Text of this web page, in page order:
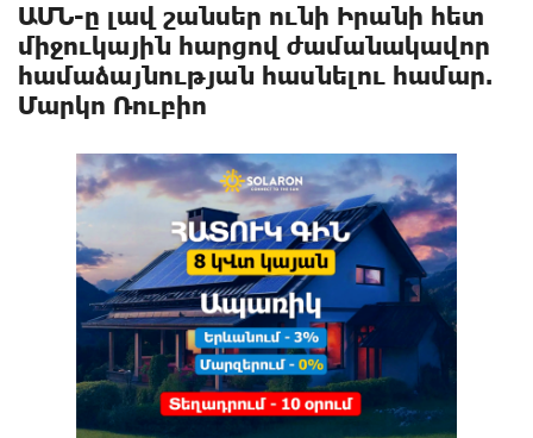
ԱՄՆ-ը լավ շանսեր ունի Իրանի հետ
միջուկային հարցով ժամանակավոր
համաձայնության հասնելու համար.
Մարկո Ռուբիո